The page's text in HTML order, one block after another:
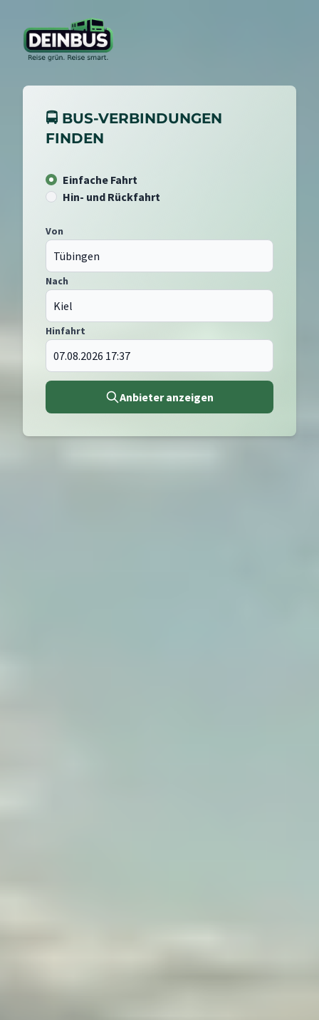
🚍 BUS-VERBINDUNGEN
FINDEN
Einfache Fahrt
Hin- und Rückfahrt
Von
Nach
Hinfahrt
Anbieter anzeigen